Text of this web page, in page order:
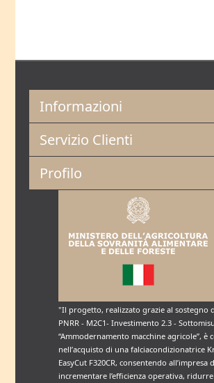
Informazioni
Servizio Clienti
Profilo
"Il progetto, realizzato grazie al sostegno
PNRR - M2C1- Investimento 2.3 -
“Ammodernamento macchine agricole”, è
nell’acquisto di una falciacondizionatrice
EasyCut F320CR, consentendo all’impresa
incrementare l’efficienza operativa,